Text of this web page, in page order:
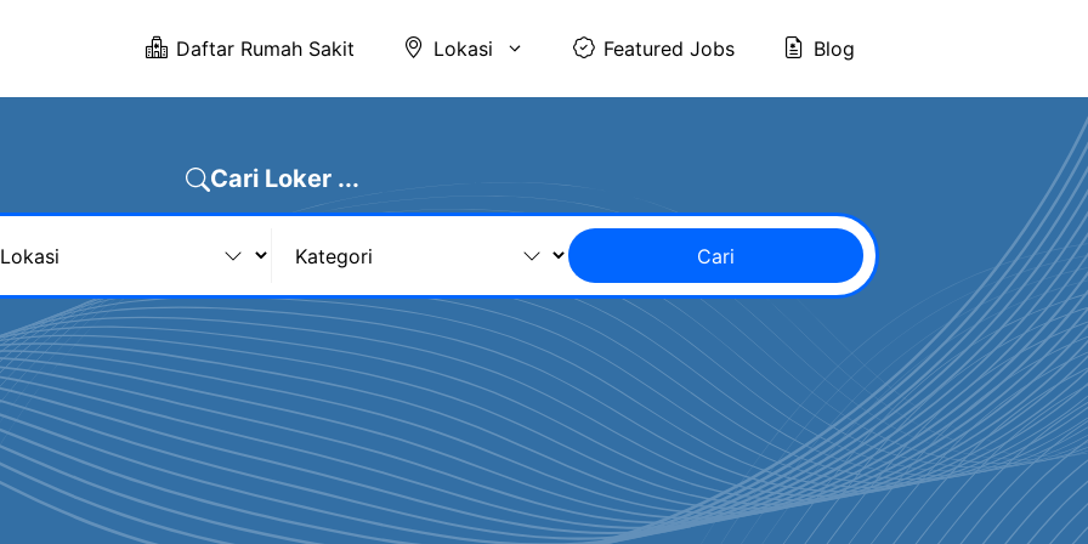
Daftar Rumah Sakit Lokasi Featured Jobs Blog
Cari Loker ...
Cari